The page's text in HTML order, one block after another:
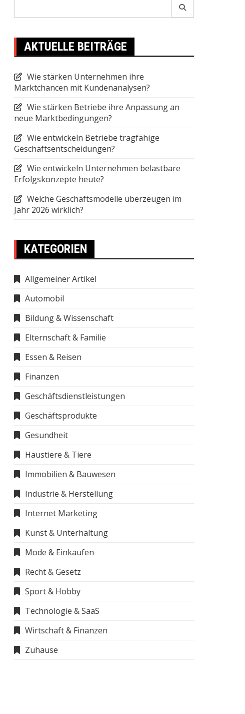
AKTUELLE BEITRÄGE
Wie stärken Unternehmen ihre
Marktchancen mit Kundenanalysen?
Wie stärken Betriebe ihre Anpassung an
neue Marktbedingungen?
Wie entwickeln Betriebe tragfähige
Geschäftsentscheidungen?
Wie entwickeln Unternehmen belastbare
Erfolgskonzepte heute?
Welche Geschäftsmodelle überzeugen im
Jahr 2026 wirklich?
KATEGORIEN
Allgemeiner Artikel
Automobil
Bildung & Wissenschaft
Elternschaft & Familie
Essen & Reisen
Finanzen
Geschäftsdienstleistungen
Geschäftsprodukte
Gesundheit
Haustiere & Tiere
Immobilien & Bauwesen
Industrie & Herstellung
Internet Marketing
Kunst & Unterhaltung
Mode & Einkaufen
Recht & Gesetz
Sport & Hobby
Technologie & SaaS
Wirtschaft & Finanzen
Zuhause